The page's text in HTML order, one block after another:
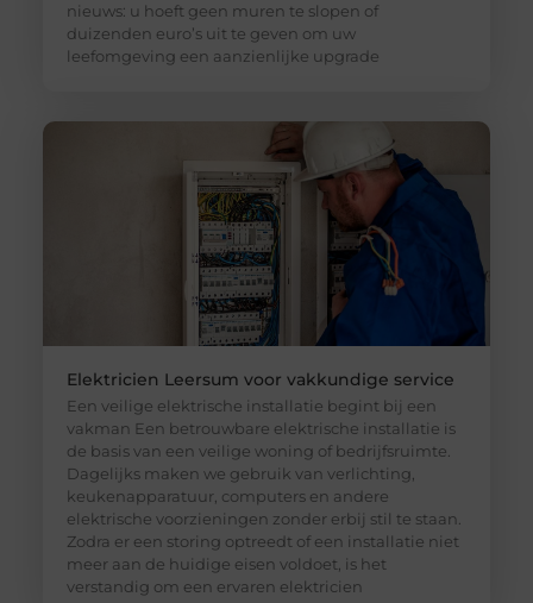
nieuws: u hoeft geen muren te slopen of
duizenden euro’s uit te geven om uw
leefomgeving een aanzienlijke upgrade
Elektricien Leersum voor vakkundige service
Een veilige elektrische installatie begint bij een
vakman Een betrouwbare elektrische installatie is
de basis van een veilige woning of bedrijfsruimte.
Dagelijks maken we gebruik van verlichting,
keukenapparatuur, computers en andere
elektrische voorzieningen zonder erbij stil te staan.
Zodra er een storing optreedt of een installatie niet
meer aan de huidige eisen voldoet, is het
verstandig om een ervaren elektricien